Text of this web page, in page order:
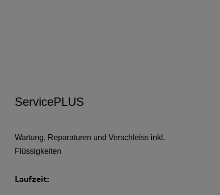
ServicePLUS
Wartung, Reparaturen und Verschleiss inkl.
Flüssigkeiten
Laufzeit: